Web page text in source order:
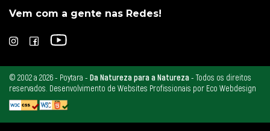
Vem com a gente nas Redes!
© 2002 a 2026 - Poytara - Da Natureza para a Natureza - Todos os direitos
reservados. Desenvolvimento de Websites Profissionais por Eco Webdesign